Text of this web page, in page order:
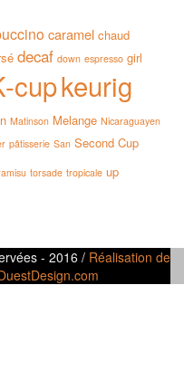
caramel chaud
decaf down espresso girl
cupkeurig
Matinson Melange Nicaraguayen
pâtisserie San Second Cup
torsade tropicale up
- 2016 / Réalisation de